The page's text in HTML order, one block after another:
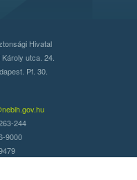
Hivatal
utca. 24.
Pf. 30.
244
9000